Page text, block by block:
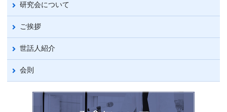
研究会について
ご挨拶
世話人紹介
会則